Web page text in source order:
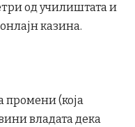
од училиштата и
казина.
промени (која
владата дека